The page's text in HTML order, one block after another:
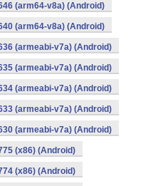
(arm64-v8a) (Android)
(arm64-v8a) (Android)
(armeabi-v7a) (Android)
(armeabi-v7a) (Android)
(armeabi-v7a) (Android)
(armeabi-v7a) (Android)
(armeabi-v7a) (Android)
(x86) (Android)
(x86) (Android)